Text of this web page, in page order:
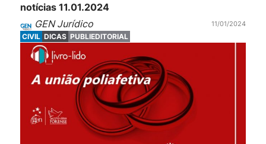
notícias 11.01.2024
GEN Jurídico
11/01/2024
CIVIL DICAS PUBLIEDITORIAL